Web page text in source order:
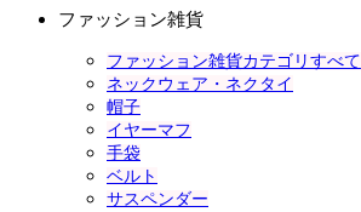
ファッション雑貨
ファッション雑貨カテゴリすべて
ネックウェア・ネクタイ
帽子
イヤーマフ
手袋
ベルト
サスペンダー